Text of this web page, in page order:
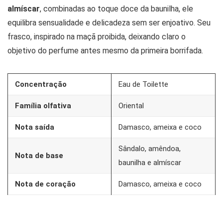
almíscar, combinadas ao toque doce da baunilha, ele
equilibra sensualidade e delicadeza sem ser enjoativo. Seu
frasco, inspirado na maçã proibida, deixando claro o
objetivo do perfume antes mesmo da primeira borrifada.
Concentração Eau de Toilette
Família olfativa Oriental
Nota saída Damasco, ameixa e coco
Nota de base
Sândalo, amêndoa,
baunilha e almíscar
Nota de coração Damasco, ameixa e coco